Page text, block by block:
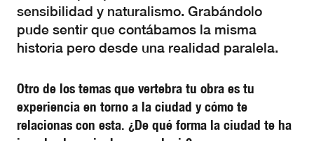
sensibilidad y naturalismo. Grabándolo
pude sentir que contábamos la misma
historia pero desde una realidad paralela.
Otro de los temas que vertebra tu obra es tu
experiencia en torno a la ciudad y cómo te
relacionas con esta. ¿De qué forma la ciudad te ha